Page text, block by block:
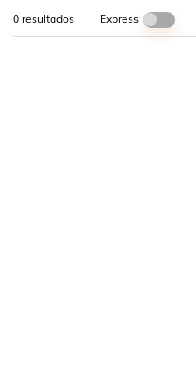
0resultados Express